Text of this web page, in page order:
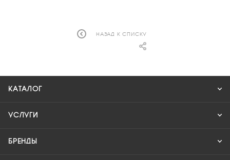
НАЗАД К СПИСКУ
КАТАЛОГ
УСЛУГИ
БРЕНДЫ